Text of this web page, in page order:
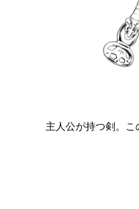
主人公が持つ剣。